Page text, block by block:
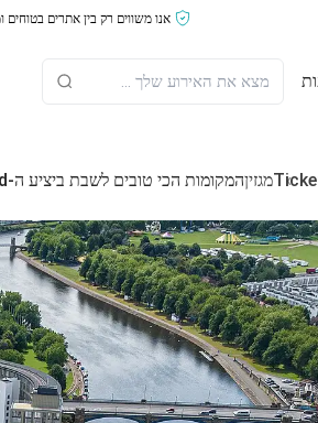
אנו משווים רק בין אתרים
מגזיןהמקומות הכי טובים לשבת ביציע ה-City Ground